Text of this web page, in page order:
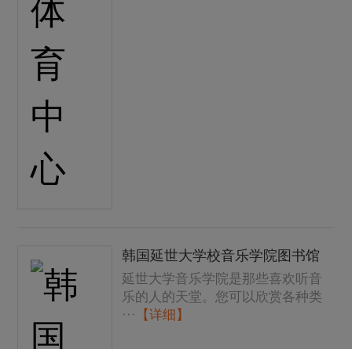
韩国延世大学校音乐学院图书馆
延世大学音乐学院是那些喜欢听音
乐的人的天堂。您可以欣赏各种类
···
【详细】